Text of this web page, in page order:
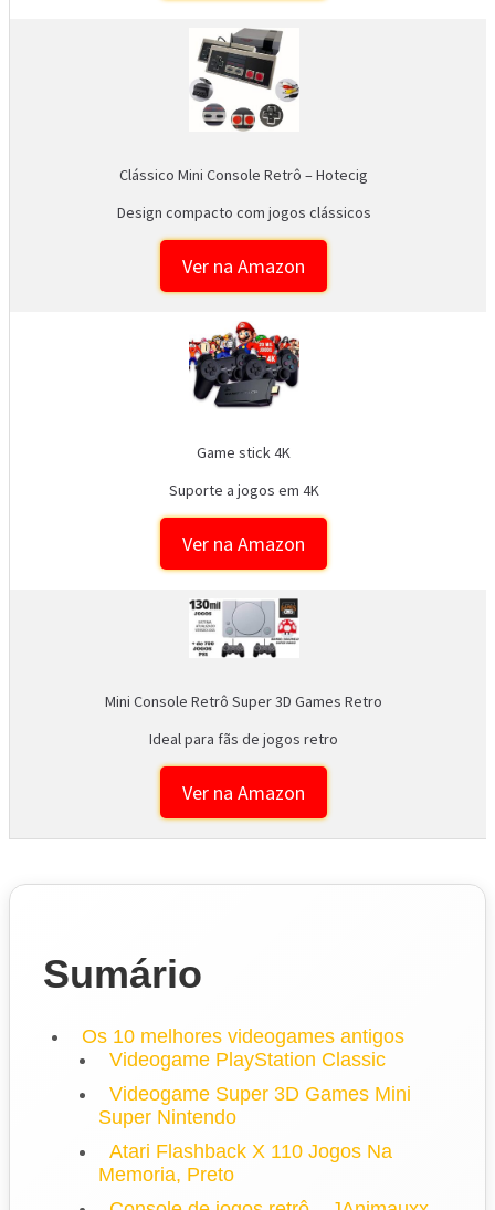
Clássico Mini Console Retrô – Hotecig
Design compacto com jogos clássicos
Ver na Amazon
Game stick 4K
Suporte a jogos em 4K
Ver na Amazon
Mini Console Retrô Super 3D Games Retro
Ideal para fãs de jogos retro
Ver na Amazon
Sumário
Os 10 melhores videogames antigos
Videogame PlayStation Classic
Videogame Super 3D Games Mini
Super Nintendo
Atari Flashback X 110 Jogos Na
Memoria, Preto